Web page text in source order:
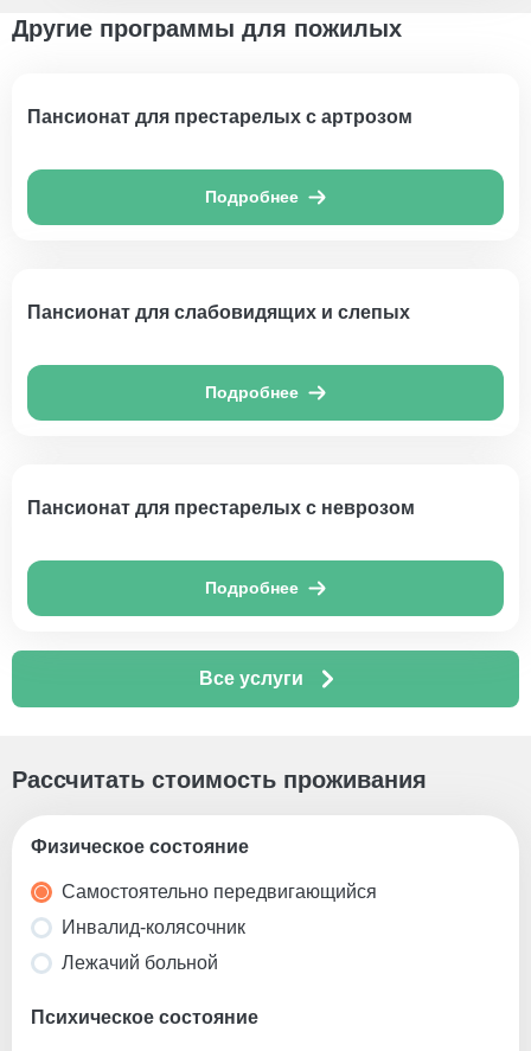
Другие программы для пожилых
Пансионат для престарелых с артрозом
Подробнее
Пансионат для слабовидящих и слепых
Подробнее
Пансионат для престарелых с неврозом
Подробнее
Все услуги
Рассчитать стоимость проживания
Физическое состояние
Самостоятельно передвигающийся
Инвалид-колясочник
Лежачий больной
Психическое состояние